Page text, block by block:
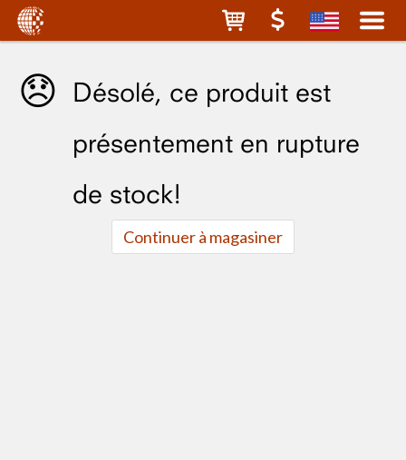
😞
Désolé, ce produit est
présentement en rupture
de stock!